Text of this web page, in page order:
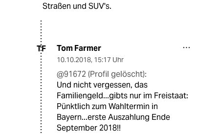
Straßen und SUV's.
TF Tom Farmer
10.10.2018, 15:17 Uhr
@91672 (Profil gelöscht):
Und nicht vergessen, das
Familiengeld...gibts nur im Freistaat:
Pünktlich zum Wahltermin in
Bayern...erste Auszahlung Ende
September 2018!!